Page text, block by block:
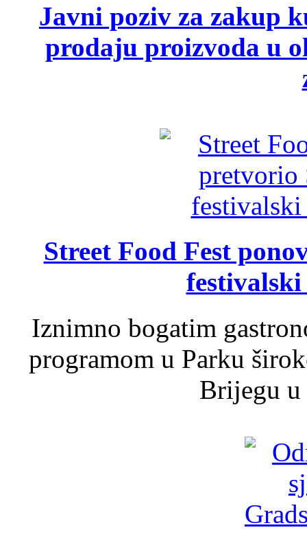
Javni poziv za zakup
prodaju proizvoda u
Street Food Fest
Iznimno bogatim
programom u Parku
Brijegu u